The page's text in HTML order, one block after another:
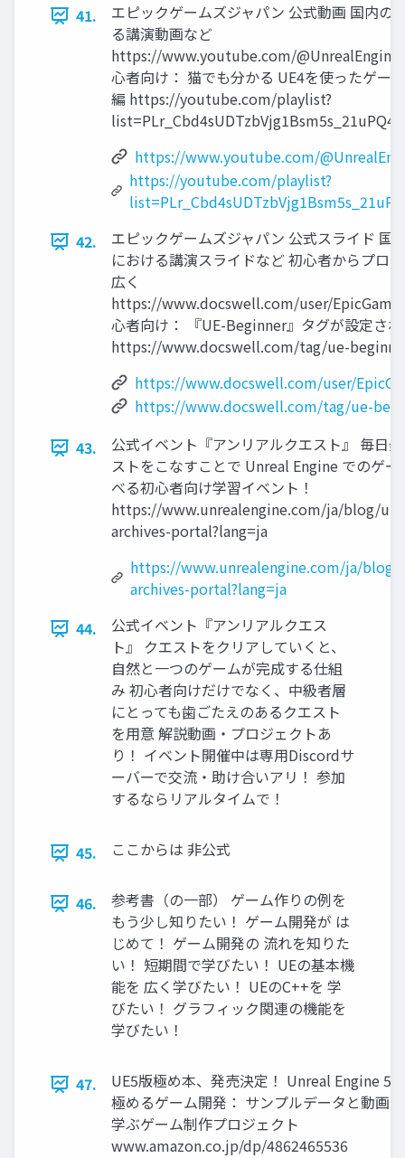
41.
エピックゲームズジャパン 公式動画 国内の
る講演動画など
https://www.youtube.com/
心者向け： 猫でも分かる UE4を使ったゲー
編 https://youtube.com/playlist?
https://www.youtube.com/
https://youtube.com/playlist?
42.
エピックゲームズジャパン 公式スライド 国
における講演スライドなど 初心者からプロ
広く
https://www.docswell.com/user/
心者向け： 『UE-Beginner』タグが設定さ
https://www.docswell.com/tag/ue-
https://www.docswell.com/user/
https://www.docswell.com/tag/ue-
43.
公式イベント『アンリアルクエスト』 毎日
ストをこなすことで Unreal Engine でのゲ
べる初心者向け学習イベント！
https://www.unrealengine.com/ja/blog/
archives-portal?lang=ja
https://www.unrealengine.com/ja/blog/
archives-portal?lang=ja
44.
公式イベント『アンリアルクエス
ト』 クエストをクリアしていくと、
自然と一つのゲームが完成する仕組
み 初心者向けだけでなく、中級者層
にとっても歯ごたえのあるクエスト
を用意 解説動画・プロジェクトあ
り！ イベント開催中は専用Discordサ
ーバーで交流・助け合いアリ！ 参加
するならリアルタイムで！
45. ここからは 非公式
46.
参考書（の一部） ゲーム作りの例を
もう少し知りたい！ ゲーム開発が は
じめて！ ゲーム開発の 流れを知りた
い！ 短期間で学びたい！ UEの基本機
能を 広く学びたい！ UEのC++を 学
びたい！ グラフィック関連の機能を
学びたい！
47.
UE5版極め本、発売決定！ Unreal Engine 5で
極めるゲーム開発： サンプルデータと動画で
学ぶゲーム制作プロジェクト
www.amazon.co.jp/dp/4862465536